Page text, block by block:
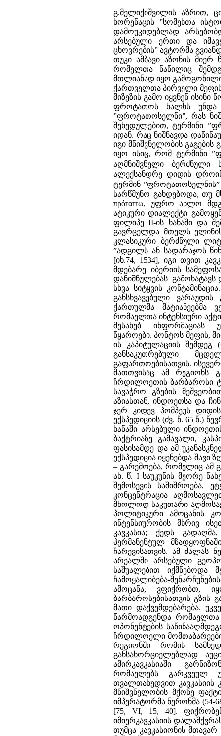
გ.მელიქიშვილის აზრით,
ხორენაცის ”სომეხთა
დამოუკიდებლად
არსებული ერთი და
ცხოვრების” ავტორმა
თუკი ამბავი აზონის მიერ
რომელთა ნაწილიც
მთლიანად იყო გამოგონილი
ქართველთა პირველი მეფის
მიზეზის გამო იყვნენ
ფროტათოს ხალხს უნდა
”ფროტათოსელნი”, რას
შეხედულებით, ტერმინი
იდან, რაც ნიშნავდა
იგი მნიშვნელობის გაგების
იყო ისიც, რომ ტერმინი
აღმნიშვნელი ბერძნული
ალექსანდრე დიდის
ტერმინ ”ფროტათოსელნის”
სარწმუნო გახდებოდა, თუ
πρόταττω, უფრო ახლო
ატიკური დიალექტი
ფილიპე II-ის ხანაში და
გავრცელდა მთელს
კლასიკური ბერძნული
”ადგილს ან სადარაჯოს
[იხ.74, 1534], იგი თვით
მდებარე იბერიის
დანიშნულებას
სხვა სიტყვის
განსხვავებული
ქართულმა მატიანეებმა
რომაელთა ინტენსიური
შესახებ
წყაროები. პონტოს მეფის,
ის კაპიტულაციის
განსაკუთრებული
გაფართოებისათვის.
მათთვისაც ამ რეგიონს
ჩრდილოეთის ბარბაროსი
სავაჭრო გზების
აზიასთან, ინდოეთსა და
ჯერ კიდევ პომპეუს დიდის
ექსპედიციის (ძვ. წ. 65 წ.)
ხანაში არსებული
ბაქტრიაზე გამავალი,
ფასისამდე და ამ
ექსპედიცია იყენებდა შავი
– გარემოება, რომელიც ამ
ახ. წ. I საუკუნის მეორე
შემოსევის საშიშროება,
კონცენტრაცია
მხოლოდ საკუთარი
პოლიტიკური ამოცანის
ინტენსიურობის მხრივ
კავკასია; ქედს
პერმანენტულ
ჩარევისათვის. ამ ძალას
არეალში არსებული
საშუალებით იქმნებოდა
ჩამოყალიბება-
ამოცანა, ვფიქრობთ,
ბარბაროსებისათვის გზის
მათი დაქვემდებარება.
წარმოადგენდა
ოპონენტების
ჩრდილოელი მომთაბარეები
რეგიონში რომის
განსახორციელებლად
ამირკავკასიაში –
რომაელებს გარკვეულ
თვალთახედვით კავკასიის
მნიშვნელობის მქონე
იმპერატორმა ნერონმა (54-
[75, VI, 15, 40].
იმიერკავკასიის
თუმცა კავკასიონის